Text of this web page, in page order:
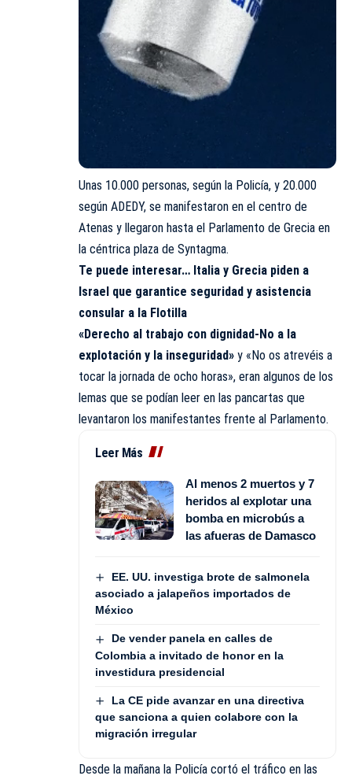
Unas 10.000 personas, según la Policía, y 20.000
según ADEDY, se manifestaron en el centro de
Atenas y llegaron hasta el Parlamento de Grecia en
la céntrica plaza de Syntagma.
Te puede interesar… Italia y Grecia piden a
Israel que garantice seguridad y asistencia
consular a la Flotilla
«Derecho al trabajo con dignidad-No a la
explotación y la inseguridad» y «No os atrevéis a
tocar la jornada de ocho horas», eran algunos de los
lemas que se podían leer en las pancartas que
levantaron los manifestantes frente al Parlamento.
Leer Más
Al menos 2 muertos y 7
heridos al explotar una
bomba en microbús a
las afueras de Damasco
EE. UU. investiga brote de salmonela
asociado a jalapeños importados de
México
De vender panela en calles de
Colombia a invitado de honor en la
investidura presidencial
La CE pide avanzar en una directiva
que sanciona a quien colabore con la
migración irregular
Desde la mañana la Policía cortó el tráfico en las